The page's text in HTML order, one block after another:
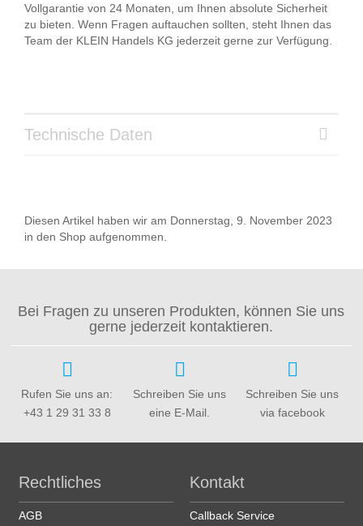
Vollgarantie von 24 Monaten, um Ihnen absolute Sicherheit
zu bieten. Wenn Fragen auftauchen sollten, steht Ihnen das
Team der KLEIN Handels KG jederzeit gerne zur Verfügung.
Technische Daten
Diesen Artikel haben wir am Donnerstag, 9. November 2023
in den Shop aufgenommen.
Bei Fragen zu unseren Produkten, können Sie uns
gerne jederzeit kontaktieren.
Rufen Sie uns an:
+43 1 29 31 33 8
Schreiben Sie uns
eine E-Mail.
Schreiben Sie uns
via facebook
Rechtliches
AGB
Kontakt
Callback Service